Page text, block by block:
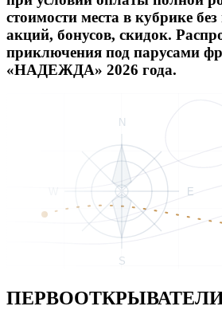
стоимости места в кубрике
акций, бонусов, скидок.
приключения под парусами
«НАДЕЖДА» 2026 года.